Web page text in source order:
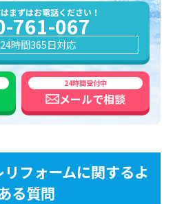
まずはお電話ください！
761-067
24時間365日対応
24時間受付中
メールで相談
フォームに関するよ
る質問